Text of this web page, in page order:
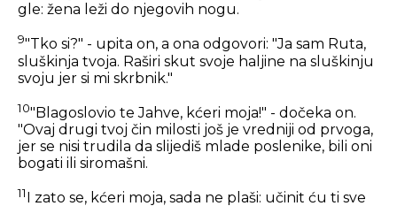
gle: žena leži do njegovih nogu.
9"Tko si?" - upita on, a ona odgovori: "Ja sam Ruta,
sluškinja tvoja. Raširi skut svoje haljine na sluškinju
svoju jer si mi skrbnik."
10"Blagoslovio te Jahve, kćeri moja!" - dočeka on.
"Ovaj drugi tvoj čin milosti još je vredniji od prvoga,
jer se nisi trudila da slijediš mlade poslenike, bili oni
bogati ili siromašni.
11
I zato se, kćeri moja, sada ne plaši: učinit ću ti sve